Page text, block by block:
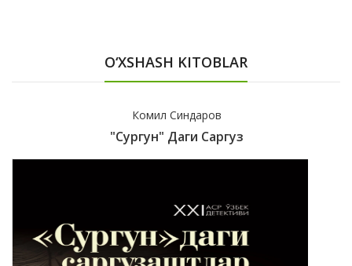
O‘XSHASH KITOBLAR
Комил Синдаров
"Сургун" Даги Саргуз